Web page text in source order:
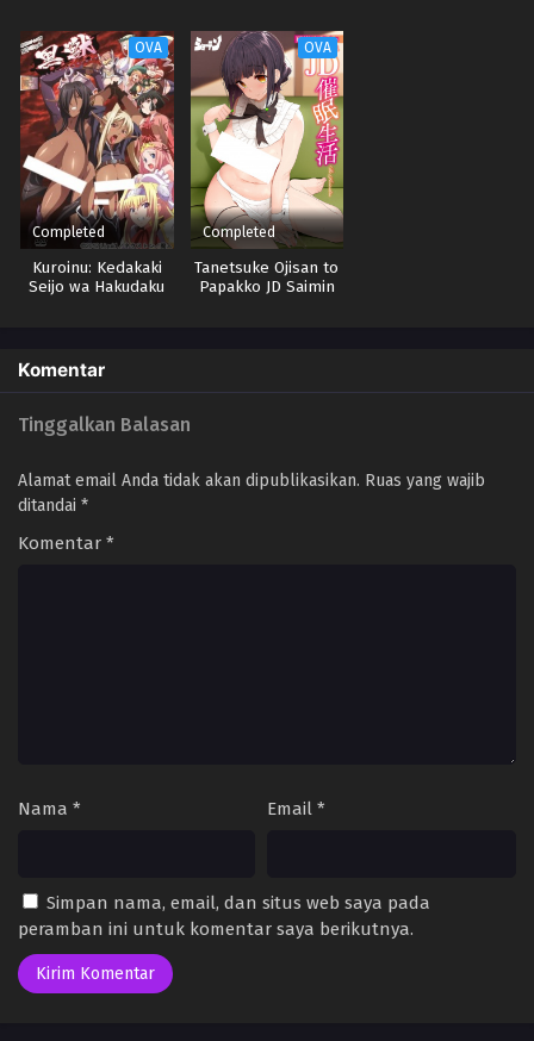
OVA
Completed
Kuroinu: Kedakaki
Seijo wa Hakudaku
OVA
Completed
Tanetsuke Ojisan to
Papakko JD Saimin
Komentar
Tinggalkan Balasan
Alamat email Anda tidak akan dipublikasikan. Ruas yang wajib
ditandai *
Komentar *
Nama * Email *
Simpan nama, email, dan situs web saya pada
peramban ini untuk komentar saya berikutnya.